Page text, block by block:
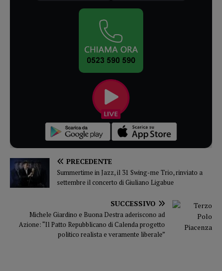
PRECEDENTE
Summertime in Jazz, il 31 Swing-me Trio, rinviato a
settembre il concerto di Giuliano Ligabue
SUCCESSIVO
Michele Giardino e Buona Destra aderiscono ad
Azione: “Il Patto Repubblicano di Calenda progetto
politico realista e veramente liberale”